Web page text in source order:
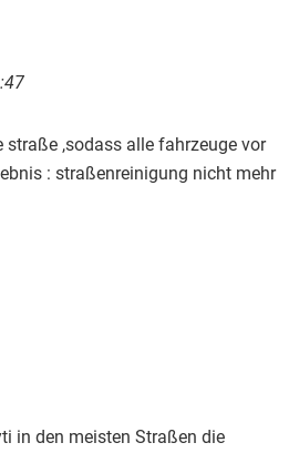
,sodass alle fahrzeuge vor
: straßenreinigung nicht mehr
in den meisten Straßen die